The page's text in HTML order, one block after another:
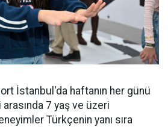
İstanbul'da haftanın her günü
7 yaş ve üzeri
Türkçenin yanı sıra